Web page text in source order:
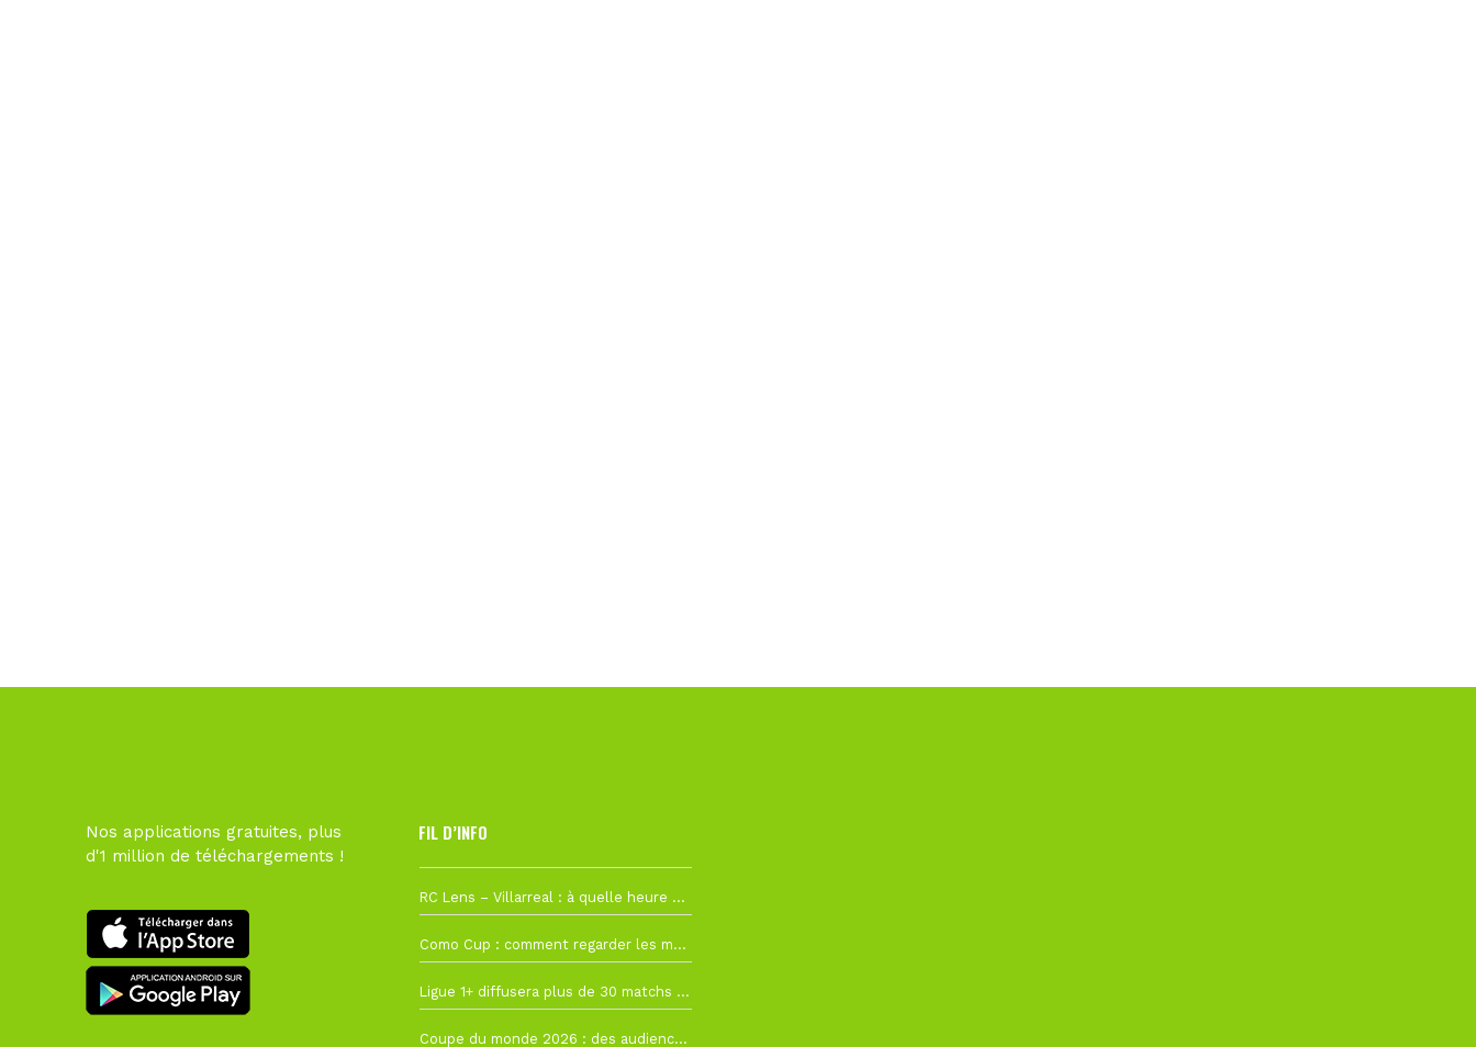
Nos applications gratuites, plus
d'1 million de téléchargements !
FIL D’INFO
RC Lens – Villarreal : à quelle heure et sur quelle chaîne voir la finale de la Como Cup ?
Como Cup : comment regarder les matchs du RC Lens en direct ?
Ligue 1+ diffusera plus de 30 matchs amicaux avant la reprise de la Ligue 1
Coupe du monde 2026 : des audiences record, mais M6 devrait perdre très gros !